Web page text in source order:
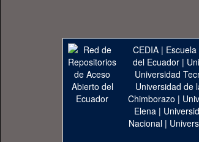
CEDIA |
del Ecuador|
Universidad
Universidad de
Chimborazo |
Elena |
Nacional |